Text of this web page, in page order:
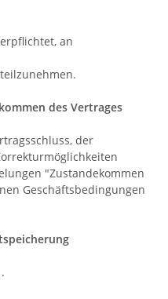
an
des Vertrages
der
"Zustandekommen
Geschäftsbedingungen
.